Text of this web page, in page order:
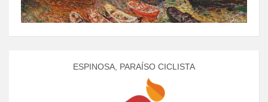
ESPINOSA, PARAÍSO CICLISTA